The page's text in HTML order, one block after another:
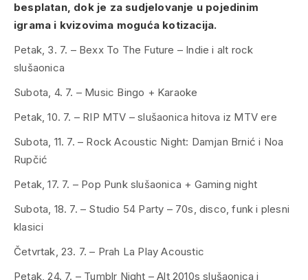
besplatan, dok je za sudjelovanje u pojedinim
igrama i kvizovima moguća kotizacija.
Petak, 3. 7. – Bexx To The Future – Indie i alt rock
slušaonica
Subota, 4. 7. – Music Bingo + Karaoke
Petak, 10. 7. – RIP MTV – slušaonica hitova iz MTV ere
Subota, 11. 7. – Rock Acoustic Night: Damjan Brnić i Noa
Rupčić
Petak, 17. 7. – Pop Punk slušaonica + Gaming night
Subota, 18. 7. – Studio 54 Party – 70s, disco, funk i plesni
klasici
Četvrtak, 23. 7. – Prah La Play Acoustic
Petak, 24. 7. – Tumblr Night – Alt 2010s slušaonica i